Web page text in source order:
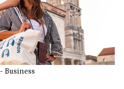
-Business